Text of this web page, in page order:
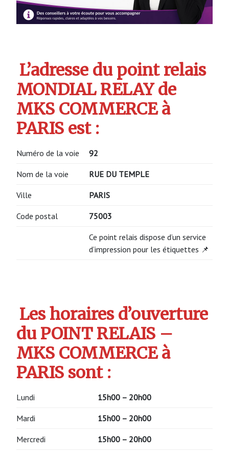
L’adresse du point relais
MONDIAL RELAY de
MKS COMMERCE à
PARIS est :
Numéro de la voie 92
Nom de la voie RUE DU TEMPLE
Ville PARIS
Code postal 75003
Ce point relais dispose d’un service
d’impression pour les étiquettes 📌
Les horaires d’ouverture
du POINT RELAIS –
MKS COMMERCE à
PARIS sont :
Lundi 15h00 – 20h00
Mardi 15h00 – 20h00
Mercredi 15h00 – 20h00